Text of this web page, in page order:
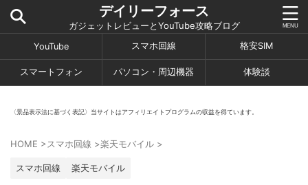
デイリーフォース
ガジェットレビューとYouTube攻略ブログ
YouTube スマホ回線 格安SIM
スマートフォン パソコン・周辺機器 体験談
〈景品表示法に基づく表記〉当サイトはアフィリエイトプログラムの収益を得ています。
HOME >スマホ回線 >楽天モバイル >
スマホ回線 楽天モバイル